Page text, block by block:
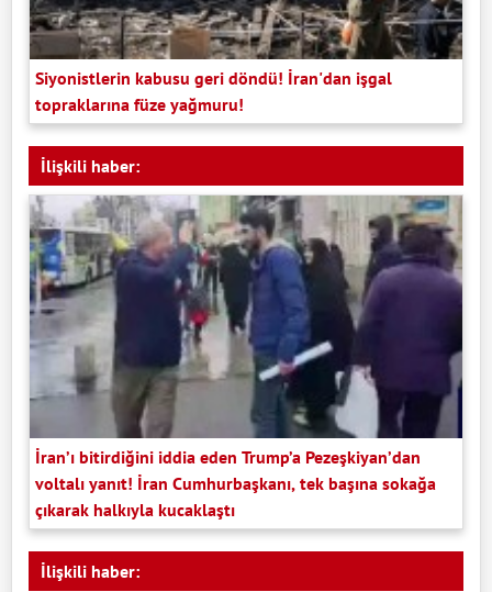
Siyonistlerin kabusu geri döndü! İran'dan işgal
topraklarına füze yağmuru!
İlişkili haber:
İran’ı bitirdiğini iddia eden Trump’a Pezeşkiyan’dan
voltalı yanıt! İran Cumhurbaşkanı, tek başına sokağa
çıkarak halkıyla kucaklaştı
İlişkili haber: